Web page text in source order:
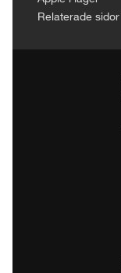
Relaterade sidor